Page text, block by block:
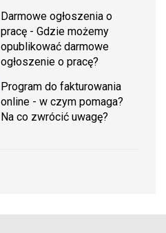
Darmowe ogłoszenia o
pracę - Gdzie możemy
opublikować darmowe
ogłoszenie o pracę?
Program do fakturowania
online - w czym pomaga?
Na co zwrócić uwagę?